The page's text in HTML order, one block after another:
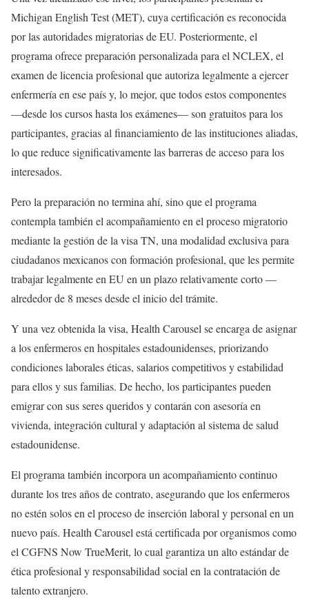
Michigan English Test (MET), cuya certificación es reconocida
por las autoridades migratorias de EU. Posteriormente, el
programa ofrece preparación personalizada para el NCLEX, el
examen de licencia profesional que autoriza legalmente a ejercer
enfermería en ese país y, lo mejor, que todos estos componentes
—desde los cursos hasta los exámenes— son gratuitos para los
participantes, gracias al financiamiento de las instituciones aliadas,
lo que reduce significativamente las barreras de acceso para los
interesados.
Pero la preparación no termina ahí, sino que el programa
contempla también el acompañamiento en el proceso migratorio
mediante la gestión de la visa TN, una modalidad exclusiva para
ciudadanos mexicanos con formación profesional, que les permite
trabajar legalmente en EU en un plazo relativamente corto —
alrededor de 8 meses desde el inicio del trámite.
Y una vez obtenida la visa, Health Carousel se encarga de asignar
a los enfermeros en hospitales estadounidenses, priorizando
condiciones laborales éticas, salarios competitivos y estabilidad
para ellos y sus familias. De hecho, los participantes pueden
emigrar con sus seres queridos y contarán con asesoría en
vivienda, integración cultural y adaptación al sistema de salud
estadounidense.
El programa también incorpora un acompañamiento continuo
durante los tres años de contrato, asegurando que los enfermeros
no estén solos en el proceso de inserción laboral y personal en un
nuevo país. Health Carousel está certificada por organismos como
el CGFNS Now TrueMerit, lo cual garantiza un alto estándar de
ética profesional y responsabilidad social en la contratación de
talento extranjero.